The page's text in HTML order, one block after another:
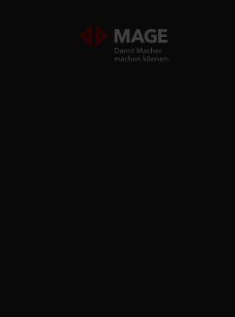
Mageroof Logo Footer